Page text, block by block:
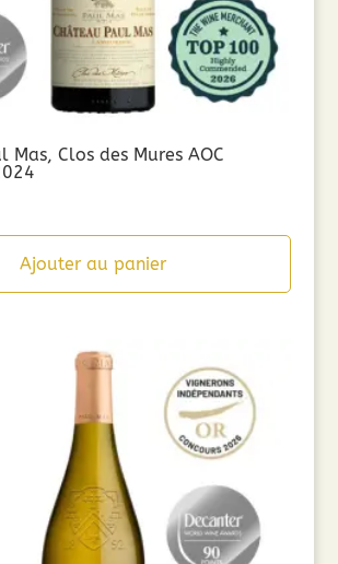
Mas, Clos des Mures AOC
Ajouter au panier